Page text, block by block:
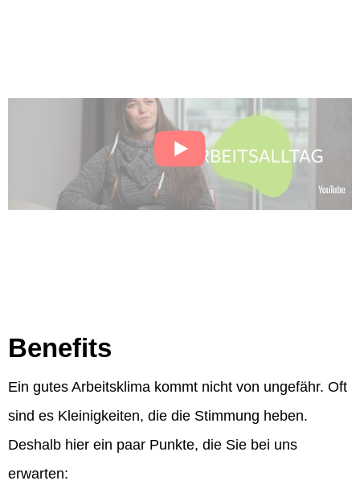
Benefits
Ein gutes Arbeitsklima kommt nicht von ungefähr. Oft
sind es Kleinigkeiten, die die Stimmung heben.
Deshalb hier ein paar Punkte, die Sie bei uns
erwarten: